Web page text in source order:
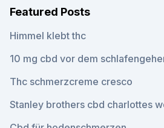
Featured Posts
Himmel klebt thc
10 mg cbd vor dem
Thc schmerzcreme cresco
Stanley brothers cbd charlottes